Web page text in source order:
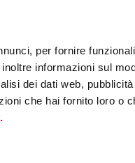
per fornire
informazioni sul
dei dati web,
che hai fornito loro o